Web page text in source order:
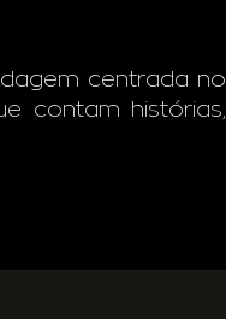
centrada no
contam histórias,